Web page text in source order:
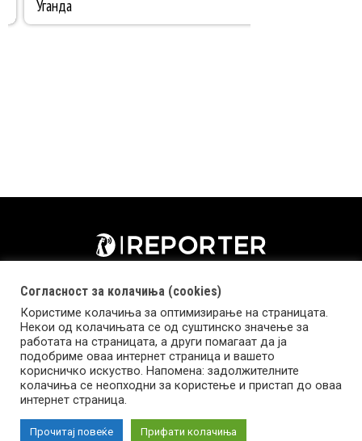
Copyright © 2026 Reporter.mk | Member of Clip Media Group
Маркетинг Контакт Услови за користење
Согласност за колачиња (cookies)
Користиме колачиња за оптимизирање на страницата.
Некои од колачињата се од суштинско значење за
работата на страницата, а други помагаат да ја
подобриме оваа интернет страница и вашето
корисничко искуство. Напомена: задолжителните
колачиња се неопходни за користење и пристап до оваа
интернет страница.
Прочитај повеќе Прифати колачиња